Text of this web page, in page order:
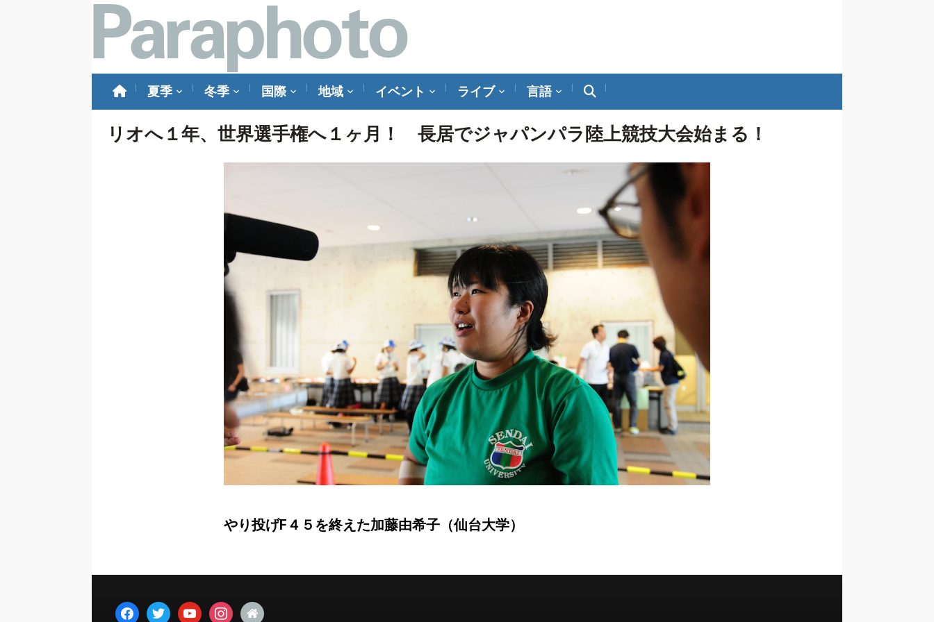
夏季 冬季 国際 地域 イベント ライブ 言語
リオへ１年、世界選手権へ１ヶ月！ 長居でジャパンパラ陸上競技大会始まる！
やり投げF４５を終えた加藤由希子（仙台大学）
facebooktwitter youtubeinstagram
home